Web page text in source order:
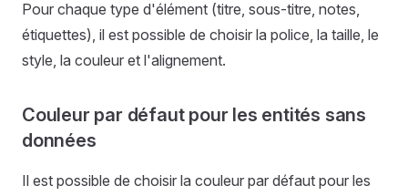
Pour chaque type d'élément (titre, sous-titre, notes,
étiquettes), il est possible de choisir la police, la taille, le
style, la couleur et l'alignement.
Couleur par défaut pour les entités sans
données
Il est possible de choisir la couleur par défaut pour les